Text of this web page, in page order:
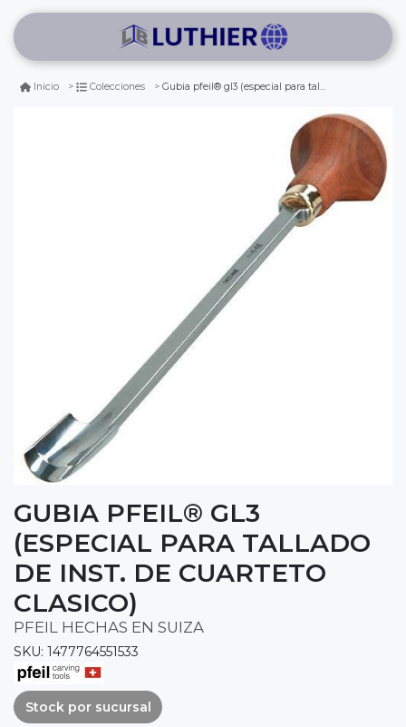
Inicio Colecciones Gubia pfeil® gl3 (especial para tallado de inst. de cuarteto clasico)
GUBIA PFEIL® GL3
(ESPECIAL PARA TALLADO
DE INST. DE CUARTETO
CLASICO)
PFEIL HECHAS EN SUIZA
SKU: 1477764551533
Stock por sucursal